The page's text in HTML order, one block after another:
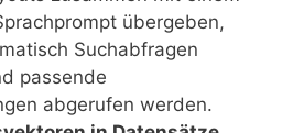
übergeben,
Suchabfragen
passende
abgerufen werden.